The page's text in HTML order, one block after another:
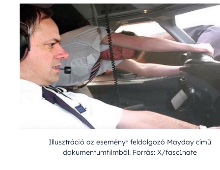
Illusztráció az eseményt feldolgozó Mayday című
dokumentumfilmből. Forrás: X/fasc1nate